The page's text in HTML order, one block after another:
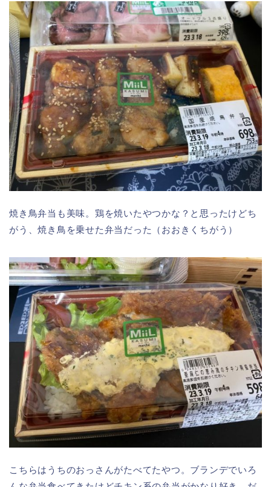
焼き鳥弁当も美味。鶏を焼いたやつかな？と思ったけどち
がう、焼き鳥を乗せた弁当だった（おおきくちがう）
こちらはうちのおっさんがたべてたやつ。ブランデでいろ